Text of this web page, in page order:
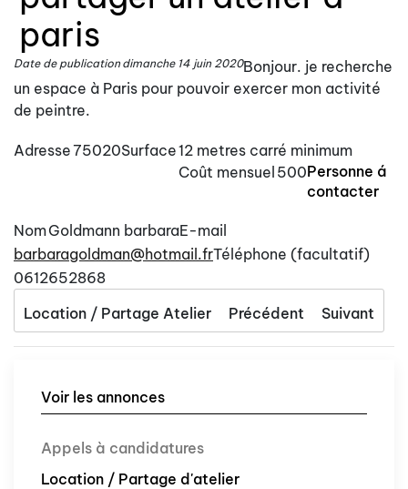
paris
Date de publication dimanche 14 juin 2020Bonjour. je recherche
un espace à Paris pour pouvoir exercer mon activité
de peintre.
Adresse75020Surface12 metres carré minimum
Coût mensuel 500Personne á
contacter
NomGoldmann barbaraE-mail
barbaragoldman@hotmail.frTéléphone (facultatif)
0612652868
Location / Partage Atelier
Précédent Suivant
Voir les annonces
Appels à candidatures
Location / Partage d'atelier